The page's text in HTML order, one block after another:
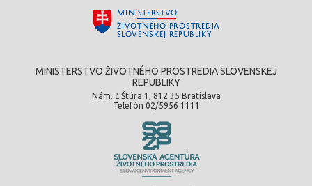
MINISTERSTVO ŽIVOTNÉHO PROSTREDIA SLOVENSKEJ
REPUBLIKY
Nám. Ľ.Štúra 1, 812 35 Bratislava
Telefón 02/5956 1111